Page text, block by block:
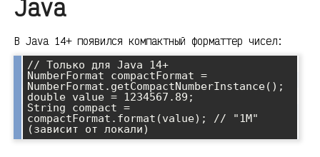
Java
В Java 14+ появился компактный форматтер чисел:
// Только для Java 14+
NumberFormat compactFormat =
NumberFormat.getCompactNumberInstance();
double value = 1234567.89;
String compact =
compactFormat.format(value); // "1M"